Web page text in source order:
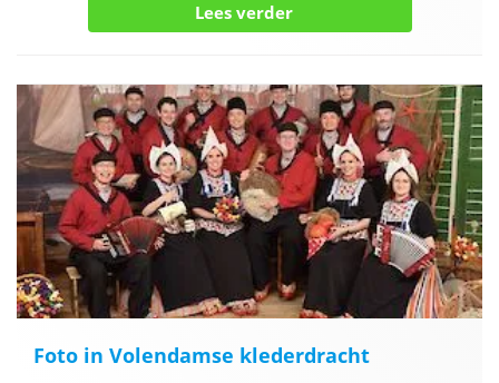
Lees verder
Foto in Volendamse klederdracht